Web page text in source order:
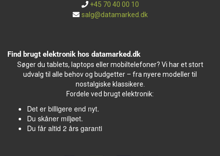
+45 70 40 00 10
salg@datamarked.dk
Find brugt elektronik hos datamarked.dk
Søger du tablets, laptops eller mobiltelefoner? Vi har et stort
udvalg til alle behov og budgetter – fra nyere modeller til
nostalgiske klassikere.
Fordele ved brugt elektronik:
Det er billigere end nyt.
Du skåner miljøet.
Du får altid 2 års garanti